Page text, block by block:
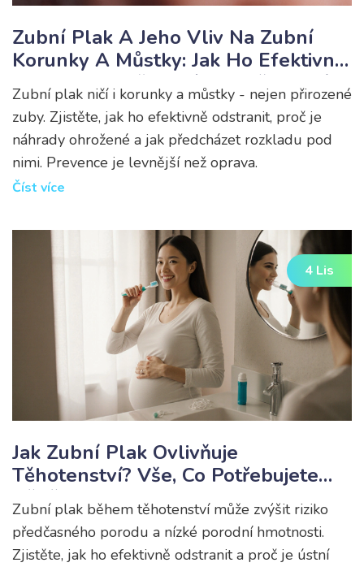
Zubní Plak A Jeho Vliv Na Zubní
Korunky A Můstky: Jak Ho Efektivně
Odstranit A Předcházet Poškození
Zubní plak ničí i korunky a můstky - nejen přirozené
zuby. Zjistěte, jak ho efektivně odstranit, proč je
náhrady ohrožené a jak předcházet rozkladu pod
nimi. Prevence je levnější než oprava.
Číst více
4 Lis
Jak Zubní Plak Ovlivňuje
Těhotenství? Vše, Co Potřebujete
Vědět
Zubní plak během těhotenství může zvýšit riziko
předčasného porodu a nízké porodní hmotnosti.
Zjistěte, jak ho efektivně odstranit a proč je ústní